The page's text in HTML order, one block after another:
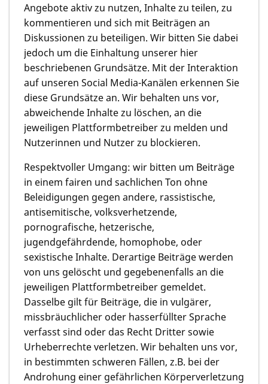
Angebote aktiv zu nutzen, Inhalte zu teilen, zu
kommentieren und sich mit Beiträgen an
Diskussionen zu beteiligen. Wir bitten Sie dabei
jedoch um die Einhaltung unserer hier
beschriebenen Grundsätze. Mit der Interaktion
auf unseren Social Media-Kanälen erkennen Sie
diese Grundsätze an. Wir behalten uns vor,
abweichende Inhalte zu löschen, an die
jeweiligen Plattformbetreiber zu melden und
Nutzerinnen und Nutzer zu blockieren.
Respektvoller Umgang: wir bitten um Beiträge
in einem fairen und sachlichen Ton ohne
Beleidigungen gegen andere, rassistische,
antisemitische, volksverhetzende,
pornografische, hetzerische,
jugendgefährdende, homophobe, oder
sexistische Inhalte. Derartige Beiträge werden
von uns gelöscht und gegebenenfalls an die
jeweiligen Plattformbetreiber gemeldet.
Dasselbe gilt für Beiträge, die in vulgärer,
missbräuchlicher oder hasserfüllter Sprache
verfasst sind oder das Recht Dritter sowie
Urheberrechte verletzen. Wir behalten uns vor,
in bestimmten schweren Fällen, z.B. bei der
Androhung einer gefährlichen Körperverletzung